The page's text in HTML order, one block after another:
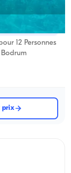
12 Personnes
prix